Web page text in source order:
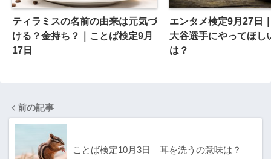
ティラミスの名前の由来は元気づ
ける？金持ち？｜ことば検定9月
17日
エンタメ検定9月27日
大谷選手にやってほし
は？
前の記事
ことば検定10月3日｜耳を洗うの意味は？